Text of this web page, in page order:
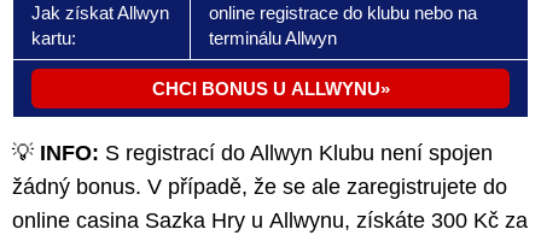
Jak získat Allwyn
kartu:
online registrace do klubu nebo na
terminálu Allwyn
CHCI BONUS U ALLWYNU
💡 INFO: S registrací do Allwyn Klubu není spojen
žádný bonus. V případě, že se ale zaregistrujete do
online casina Sazka Hry u Allwynu, získáte 300 Kč za